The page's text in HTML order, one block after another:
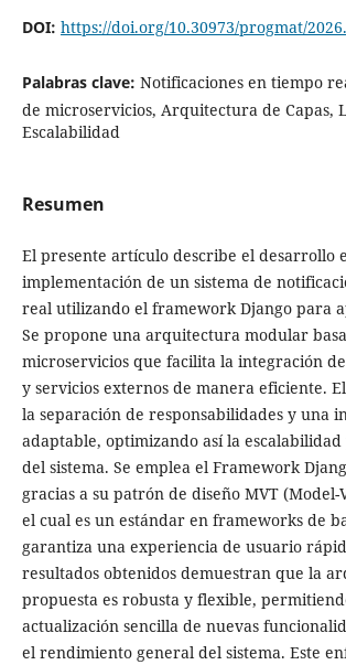
DOI: https://doi.org/10.30973/progmat/
Palabras clave: Notificaciones en tiempo
de microservicios, Arquitectura de Capas,
Escalabilidad
Resumen
El presente artículo describe el desarrollo e
implementación de un sistema de
real utilizando el framework Django para
Se propone una arquitectura modular
microservicios que facilita la integración
y servicios externos de manera eficiente.
la separación de responsabilidades y una
adaptable, optimizando así la
del sistema. Se emplea el Framework
gracias a su patrón de diseño MVT (Model-
el cual es un estándar en frameworks de
garantiza una experiencia de usuario
resultados obtenidos demuestran que la
propuesta es robusta y flexible,
actualización sencilla de nuevas
el rendimiento general del sistema. Este